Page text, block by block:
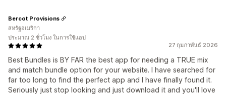
27 กุมภาพันธ์ 2026
Best Bundles is BY FAR the best app for needing a TRUE mix
and match bundle option for your website. I have searched for
far too long to find the perfect app and I have finally found it.
Seriously just stop looking and just download it and you'll love
Bercot Provisions
สหรัฐอเมริกา
ประมาณ 2 ชั่วโมง ในการใช้แอป